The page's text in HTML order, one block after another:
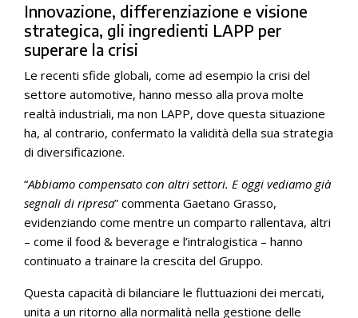
Innovazione, differenziazione e visione
strategica, gli ingredienti LAPP per
superare la crisi
Le recenti sfide globali, come ad esempio la crisi del
settore automotive, hanno messo alla prova molte
realtà industriali, ma non LAPP, dove questa situazione
ha, al contrario, confermato la validità della sua strategia
di diversificazione.
“Abbiamo compensato con altri settori. E oggi vediamo già
segnali di ripresa” commenta Gaetano Grasso,
evidenziando come mentre un comparto rallentava, altri
– come il food & beverage e l’intralogistica – hanno
continuato a trainare la crescita del Gruppo.
Questa capacità di bilanciare le fluttuazioni dei mercati,
unita a un ritorno alla normalità nella gestione delle